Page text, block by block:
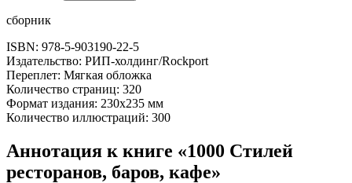
сборник
ISBN: 978-5-903190-22-5
Издательство: РИП-холдинг/Rockport
Переплет: Мягкая обложка
Количество страниц: 320
Формат издания: 230х235 мм
Количество иллюстраций: 300
Аннотация к книге «1000 Стилей
ресторанов, баров, кафе»